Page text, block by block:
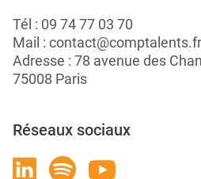
Tél : 09 74 77 03 70
Mail : contact@comptalents.fr
Adresse : 78 avenue des
75008 Paris
Réseaux sociaux